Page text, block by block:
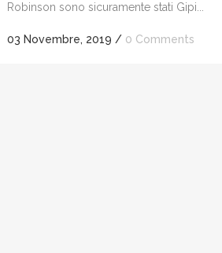
Robinson sono sicuramente stati Gipi...
03 Novembre, 2019 / 0 Comments